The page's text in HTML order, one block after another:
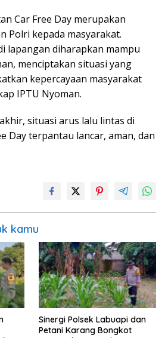
Car Free Day merupakan
Polri kepada masyarakat.
lapangan diharapkan mampu
menciptakan situasi yang
kepercayaan masyarakat
IPTU Nyoman.
situasi arus lalu lintas di
Day terpantau lancar, aman, dan
kamu
Sinergi Polsek Labuapi dan
Petani Karang Bongkot